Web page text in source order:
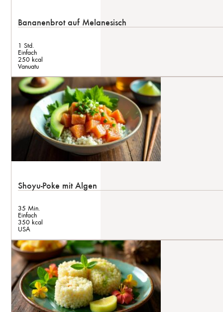
Bananenbrot auf Melanesisch
1 Std.
Einfach
250 kcal
Vanuatu
Shoyu-Poke mit Algen
35 Min.
Einfach
350 kcal
USA